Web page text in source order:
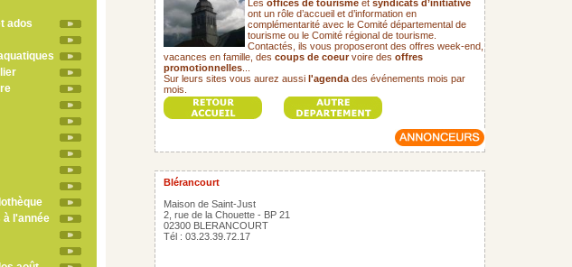
ados
l'année
Les offices de tourisme et syndicats d’initiative
ont un rôle d’accueil et d’information en
complémentarité avec le Comité départemental de
tourisme ou le Comité régional de tourisme.
Contactés, ils vous proposeront des offres week-end,
vacances en famille, des coups de coeurvoire des offres
promotionnelles
Sur leurs sites vous aurez aussi l'agenda des événements mois par
mois.
Blérancourt
Maison de Saint-Just
2, rue de la Chouette - BP 21
02300 BLERANCOURT
Tél : 03.23.39.72.17